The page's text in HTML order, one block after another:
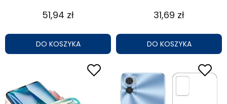
51,94 zł
DO KOSZYKA
31,69 zł
DO KOSZYKA